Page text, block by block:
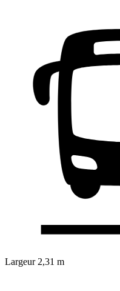
Largeur 2,31 m